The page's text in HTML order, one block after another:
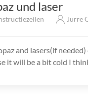
und laser
Jurre
and lasers(if
it will be a bit cold I